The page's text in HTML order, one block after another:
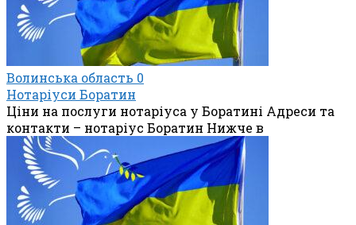
Волинська область 0
Нотаріуси Боратин
Ціни на послуги нотаріуса у Боратині Адреси та
контакти – нотаріус Боратин Нижче в